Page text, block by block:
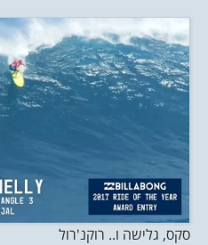
סקס, גלישה ו.. רוקנ'רול